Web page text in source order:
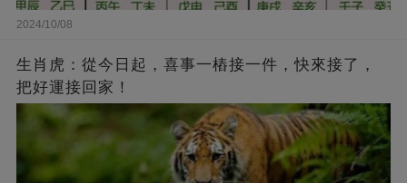
2024/10/08
生肖虎：從今日起，喜事一樁接一件，快來接了，
把好運接回家！